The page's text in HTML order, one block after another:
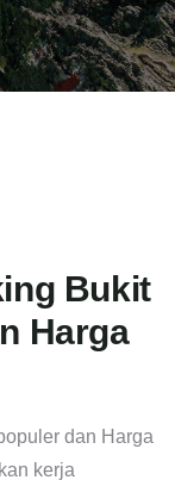
Bukit
Harga
dan Harga
kerja